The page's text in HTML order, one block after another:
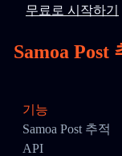
무료로 시작하기
Samoa Post
기능
Samoa Post 추적
API